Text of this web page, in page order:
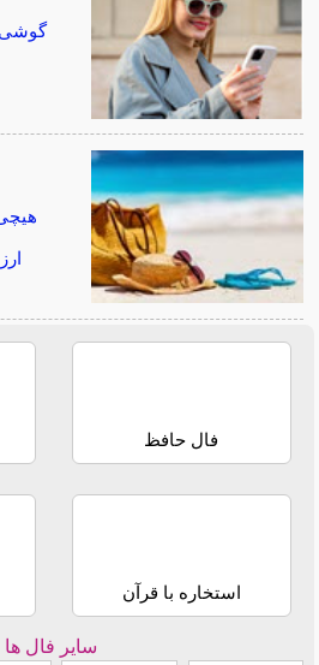
گوشی
فال حافظ
استخاره با قرآن
سایر فال ها